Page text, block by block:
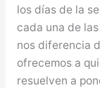
los días de la
cada una de
nos diferencia
ofrecemos a
resuelven a